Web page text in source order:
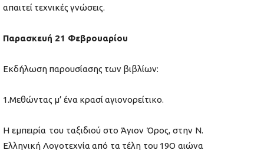
απαιτεί τεχνικές γνώσεις.
Παρασκευή 21 Φεβρουαρίου
Eκδήλωση παρουσίασης των βιβλίων:
1.Μεθώντας μ’ ένα κρασί αγιονορείτικο.
Η εμπειρία του ταξιδιού στο Άγιον Όρος, στην Ν.
Ελληνική Λογοτεχνία από τα τέλη του 19Ο αιώνα